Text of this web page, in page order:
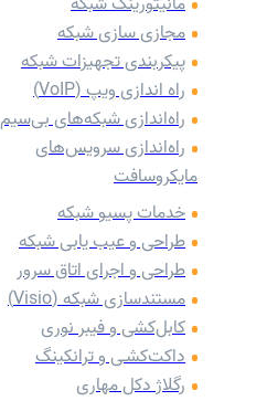
مجازی سازی شبکه
پیکربندی تجهیزات شبکه
راه اندازی ویپ (VoIP)
راه‌اندازی شبکه‌های بی‌سیم
راه‌اندازی سرویس‌های
مایکروسافت
خدمات پسیو شبکه
طراحی و عیب یابی شبکه
طراحی و اجرای اتاق سرور
مستندسازی شبکه (Visio)
کابل‌کشی و فیبر نوری
داکت‌کشـی و ترانکینگ
رگلاژ دکل مهاری